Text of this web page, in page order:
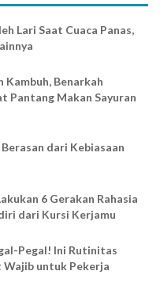
Lari Saat Cuaca Panas,
Benarkah
Pantang Makan Sayuran
dari Kebiasaan
6 Gerakan Rahasia
dari Kursi Kerjamu
Pegal! Ini Rutinitas
Wajib untuk Pekerja